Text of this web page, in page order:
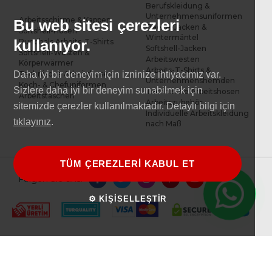
Arbeitsschirme & Kappen
Softshell-Hosen
Rundhals Arbeits-T-Shirts
Softshell-Westen &
Körperwärmer
Technische Arbeitshosen
Koch- & Chefuniformen
Arbeitstaschen
Berufskleidung &
Unternehmensuniformen
Fleece-Jacken &
Wintermäntel
Softshell-Jacken
Arbeitswesten
Arbeits-T-Shirts &
Unternehmenshemden
Technische Arbeitshosen
Arbeitszubehör
Individuelle Arbeitskleidung
nach Maß
Folgen Sie uns:
Bu web sitesi çerezleri
kullanıyor.
Daha iyi bir deneyim için izninize ihtiyacımız var.
Sizlere daha iyi bir deneyim sunabilmek için
sitemizde çerezler kullanılmaktadır. Detaylı bilgi için
tıklayınız.
TÜM ÇEREZLERİ KABUL ET
⚙ KİŞİSELLEŞTİR